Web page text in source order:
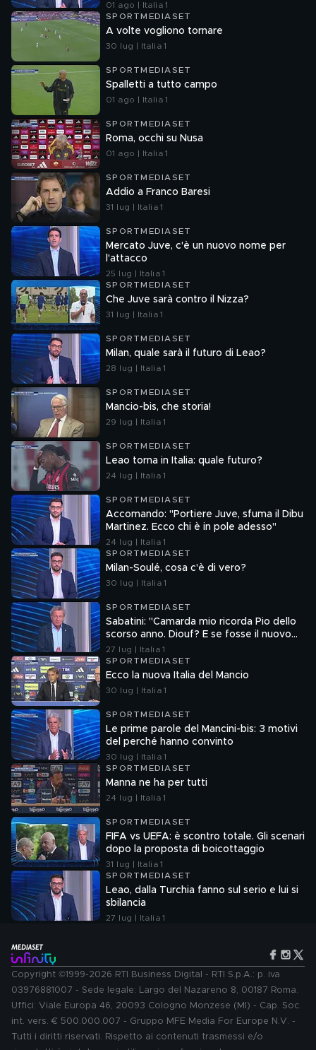
01 ago | Italia 1
SPORTMEDIASET
A volte vogliono tornare
30 lug | Italia 1
SPORTMEDIASET
Spalletti a tutto campo
01 ago | Italia 1
SPORTMEDIASET
Roma, occhi su Nusa
01 ago | Italia 1
SPORTMEDIASET
Addio a Franco Baresi
31 lug | Italia 1
SPORTMEDIASET
Mercato Juve, c'è un nuovo nome per
l'attacco
25 lug | Italia 1
SPORTMEDIASET
Che Juve sarà contro il Nizza?
31 lug | Italia 1
SPORTMEDIASET
Milan, quale sarà il futuro di Leao?
28 lug | Italia 1
SPORTMEDIASET
Mancio-bis, che storia!
29 lug | Italia 1
SPORTMEDIASET
Leao torna in Italia: quale futuro?
24 lug | Italia 1
SPORTMEDIASET
Accomando: "Portiere Juve, sfuma il Dibu
Martinez. Ecco chi è in pole adesso"
24 lug | Italia 1
SPORTMEDIASET
Milan-Soulé, cosa c'è di vero?
30 lug | Italia 1
SPORTMEDIASET
Sabatini: "Camarda mio ricorda Pio dello
scorso anno. Diouf? E se fosse il nuovo
Dumfries?"
27 lug | Italia 1
SPORTMEDIASET
Ecco la nuova Italia del Mancio
30 lug | Italia 1
SPORTMEDIASET
Le prime parole del Mancini-bis: 3 motivi
del perché hanno convinto
30 lug | Italia 1
SPORTMEDIASET
Manna ne ha per tutti
24 lug | Italia 1
SPORTMEDIASET
FIFA vs UEFA: è scontro totale. Gli scenari
dopo la proposta di boicottaggio
31 lug | Italia 1
SPORTMEDIASET
Leao, dalla Turchia fanno sul serio e lui si
sbilancia
27 lug | Italia 1
Copyright ©1999-2026 RTI Business Digital - RTI S.p.A.: p. iva
03976881007 - Sede legale: Largo del Nazareno 8, 00187 Roma.
Uffici: Viale Europa 46, 20093 Cologno Monzese (MI) - Cap. Soc.
int. vers. € 500.000.007 - Gruppo MFE Media For Europe N.V. -
Tutti i diritti riservati. Rispetto ai contenuti trasmessi e/o